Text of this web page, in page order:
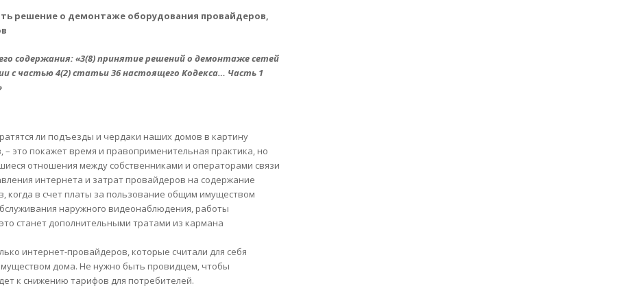
решение о демонтаже оборудования провайдеров,
содержания: «3(8) принятие решений о демонтаже сетей
частью 4(2) статьи 36 настоящего Кодекса… Часть 1
ли подъезды и чердаки наших домов в картину
это покажет время и правоприменительная практика, но
отношения между собственниками и операторами связи
интернета и затрат провайдеров на содержание
когда в счет платы за пользование общим имуществом
наружного видеонаблюдения, работы
станет дополнительными тратами из кармана
интернет-провайдеров, которые считали для себя
дома. Не нужно быть провидцем, чтобы
к снижению тарифов для потребителей.